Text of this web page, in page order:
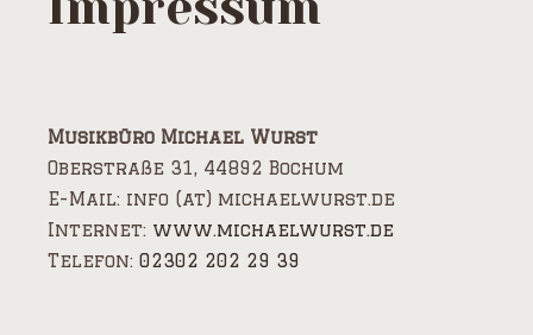
Musikbüro Michael Wurst
Oberstraße 31, 44892 Bochum
E-Mail: info (at) michaelwurst.de
Internet: www.michaelwurst.de
Telefon: 02302 202 29 39